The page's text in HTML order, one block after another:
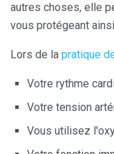
autres choses, elle
vous protégeant
Lors de la pratique
Votre rythme
Votre tension
Vous utilisez